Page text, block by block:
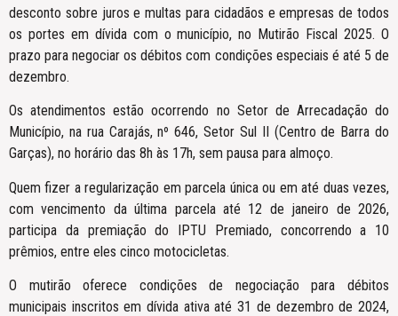
desconto sobre juros e multas para cidadãos e empresas de todos
os portes em dívida com o município, no Mutirão Fiscal 2025. O
prazo para negociar os débitos com condições especiais é até 5 de
dezembro.
Os atendimentos estão ocorrendo no Setor de Arrecadação do
Município, na rua Carajás, nº 646, Setor Sul II (Centro de Barra do
Garças), no horário das 8h às 17h, sem pausa para almoço.
Quem fizer a regularização em parcela única ou em até duas vezes,
com vencimento da última parcela até 12 de janeiro de 2026,
participa da premiação do IPTU Premiado, concorrendo a 10
prêmios, entre eles cinco motocicletas.
O mutirão oferece condições de negociação para débitos
municipais inscritos em dívida ativa até 31 de dezembro de 2024,